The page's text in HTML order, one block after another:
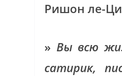
Ришон ле-
» Вы всю
сатирик,